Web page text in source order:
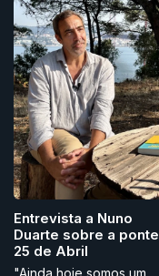
Entrevista a Nuno
Duarte sobre a ponte
25 de Abril
"Ainda hoje somos um